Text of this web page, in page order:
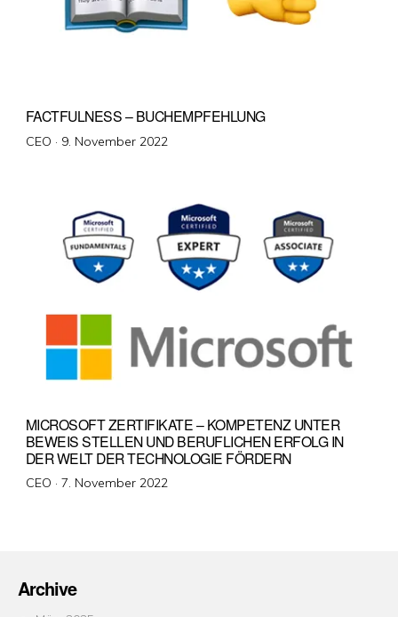
FACTFULNESS – BUCHEMPFEHLUNG
CEO · Veröffentlicht
9. November 2022
MICROSOFT ZERTIFIKATE – KOMPETENZ UNTER
BEWEIS STELLEN UND BERUFLICHEN ERFOLG IN
DER WELT DER TECHNOLOGIE FÖRDERN
CEO · Veröffentlicht
7. November 2022
Archive